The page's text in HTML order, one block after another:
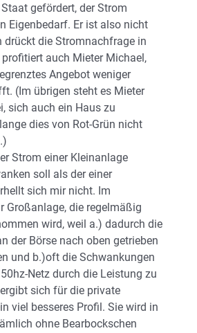
gefördert, der Strom
Eigenbedarf. Er ist also nicht
drückt die Stromnachfrage in
auch Mieter Michael,
Angebot weniger
(Im übrigen steht es Mieter
sich auch ein Haus zu
dies von Rot-Grün nicht
Strom einer Kleinanlage
soll als der einer
sich mir nicht. Im
Großanlage, die regelmäßig
wird, weil a.) dadurch die
der Börse nach oben getrieben
und b.)oft die Schwankungen
Netz durch die Leistung zu
sich für die private
viel besseres Profil. Sie wird in
ohne Bearbockschen